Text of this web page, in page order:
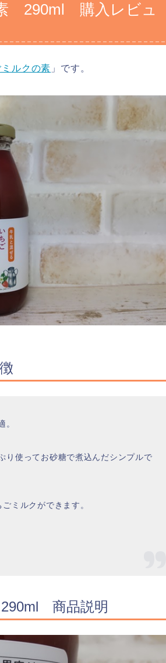
290ml 購入レビュ
ルクの素 」です。
。
り使ってお砂糖で煮込んだシンプルで
ミルクができます。
商品説明